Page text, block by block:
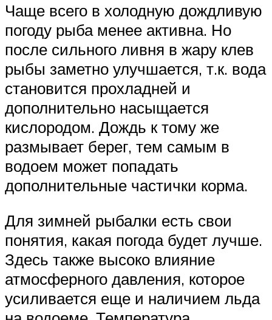
Чаще всего в холодную дождливую
погоду рыба менее активна. Но
после сильного ливня в жару клев
рыбы заметно улучшается, т.к. вода
становится прохладней и
дополнительно насыщается
кислородом. Дождь к тому же
размывает берег, тем самым в
водоем может попадать
дополнительные частички корма.
Для зимней рыбалки есть свои
понятия, какая погода будет лучше.
Здесь также высоко влияние
атмосферного давления, которое
усиливается еще и наличием льда